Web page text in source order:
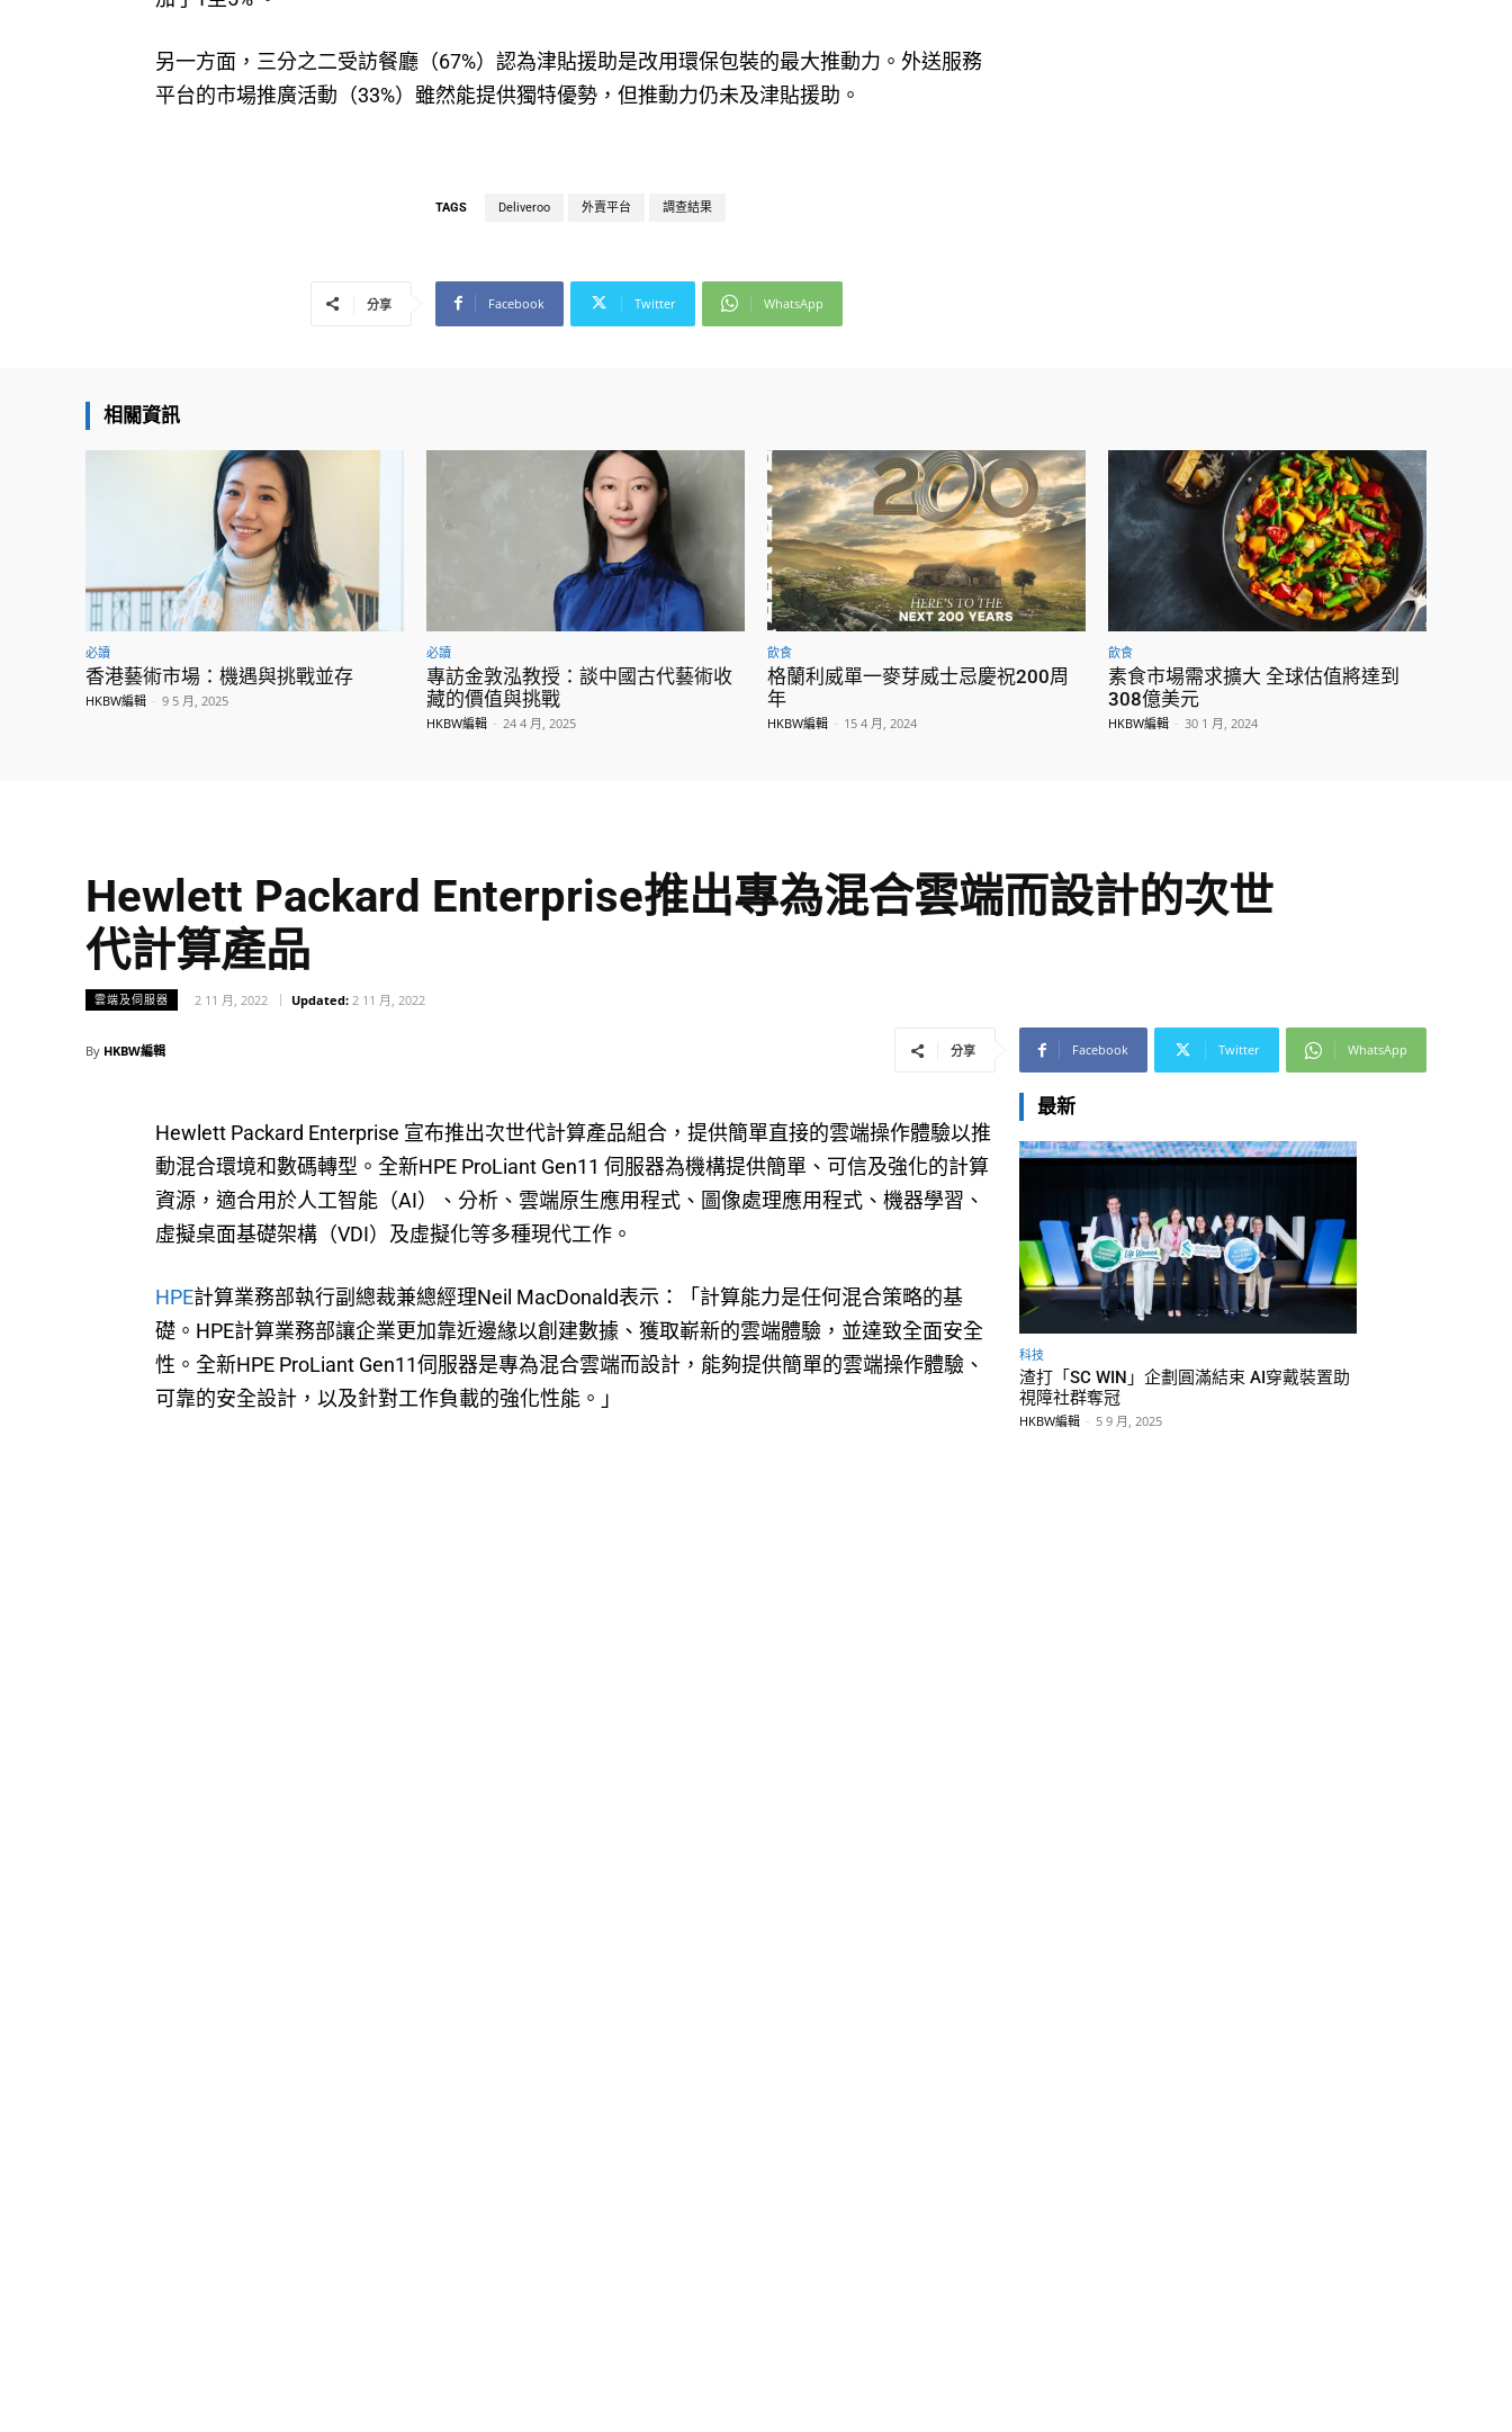
另一方面，三分之二受訪餐廳（67%）認為津貼援助是改用環保包裝的最大推動力。外送服務
平台的市場推廣活動（33%）雖然能提供獨特優勢，但推動力仍未及津貼援助。
TAGS Deliveroo 外賣平台 調查結果
分享 Facebook Twitter WhatsApp
相關資訊
必讀
香港藝術市場：機遇與挑戰並存
HKBW編輯 - 9 5 月, 2025
必讀
專訪金敦泓教授：談中國古代藝術收
藏的價值與挑戰
HKBW編輯 - 24 4 月, 2025
飲食
格蘭利威單一麥芽威士忌慶祝200周
年
HKBW編輯 - 15 4 月, 2024
飲食
素食市場需求擴大 全球估值將達到
308億美元
HKBW編輯 - 30 1 月, 2024